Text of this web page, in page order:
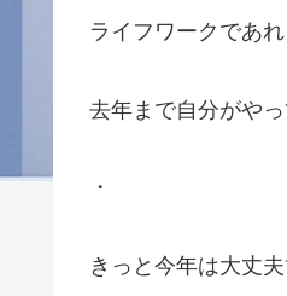
ライフワークであれ
去年まで自分がや
・
きっと今年は大丈夫